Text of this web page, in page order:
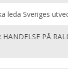
leda Sveriges
PÅ